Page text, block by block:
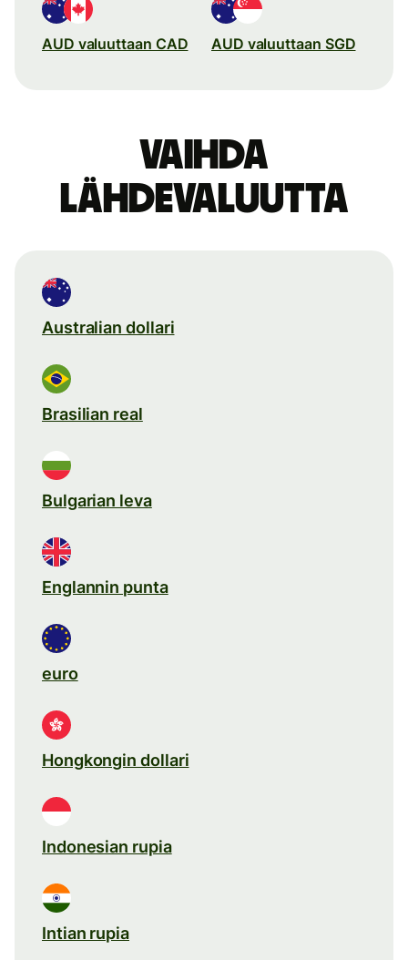
AUD valuuttaan CAD AUD valuuttaan SGD
Vaihda
lähdevaluutta
Australian dollari
Brasilian real
Bulgarian leva
Englannin punta
euro
Hongkongin dollari
Indonesian rupia
Intian rupia